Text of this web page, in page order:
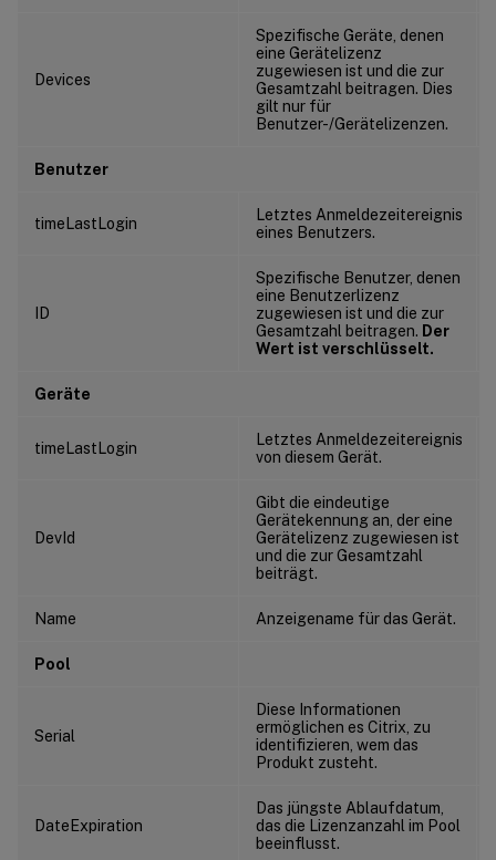
Devices
Spezifische Geräte, denen
eine Gerätelizenz
zugewiesen ist und die zur
Gesamtzahl beitragen. Dies
gilt nur für
Benutzer-/Gerätelizenzen.
Benutzer
timeLastLogin
Letztes Anmeldezeitereignis
eines Benutzers.
ID
Spezifische Benutzer, denen
eine Benutzerlizenz
zugewiesen ist und die zur
Gesamtzahl beitragen. Der
Wert ist verschlüsselt.
Geräte
timeLastLogin
Letztes Anmeldezeitereignis
von diesem Gerät.
DevId
Gibt die eindeutige
Gerätekennung an, der eine
Gerätelizenz zugewiesen ist
und die zur Gesamtzahl
beiträgt.
Name Anzeigename für das Gerät.
Pool
Serial
Diese Informationen
ermöglichen es Citrix, zu
identifizieren, wem das
Produkt zusteht.
DateExpiration
Das jüngste Ablaufdatum,
das die Lizenzanzahl im Pool
beeinflusst.